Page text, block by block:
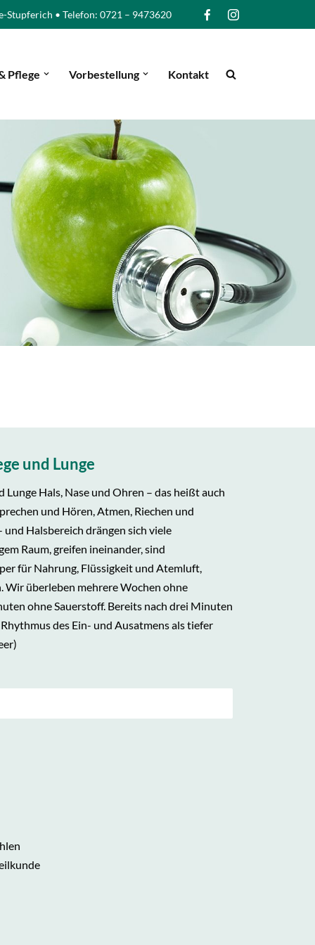
Stupferich • Telefon: 0721 – 9473620
Pflege Vorbestellung Kontakt
und Lunge
Lunge Hals, Nase und Ohren – das heißt auch
und Hören, Atmen, Riechen und
und Halsbereich drängen sich viele
Raum, greifen ineinander, sind
für Nahrung, Flüssigkeit und Atemluft,
überleben mehrere Wochen ohne
ohne Sauerstoff. Bereits nach drei Minuten
des Ein- und Ausatmens als tiefer